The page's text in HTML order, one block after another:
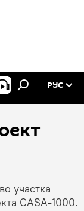
РУС
участка
CASA-1000.